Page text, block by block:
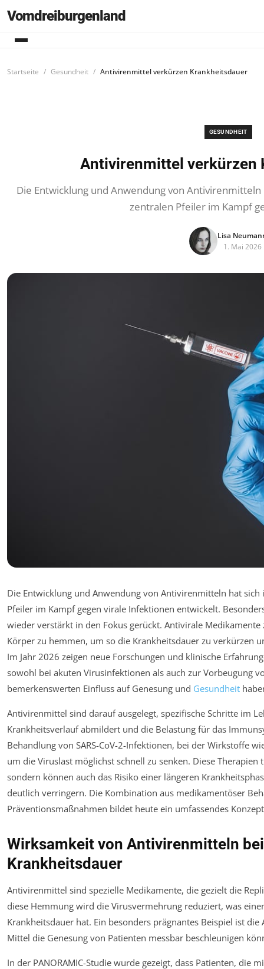
Vomdreiburgenland
Startseite Gesundheit Antivirenmittel verkürzen Krankheitsdauer
GESUNDHEIT
Antivirenmittel verkürzen
Die Entwicklung und Anwendung von
zentralen Pfeiler im Kampf
Lisa
1. Mai 2026
Die Entwicklung und Anwendung von Antivirenmitteln hat sich
Pfeiler im Kampf gegen virale Infektionen entwickelt.
wieder verstärkt in den Fokus gerückt. Antivirale
Körper zu hemmen, um so die Krankheitsdauer zu verkürzen
Im Jahr 2026 zeigen neue Forschungen und klinische
sowohl bei akuten Virusinfektionen als auch zur Vorbeugung
bemerkenswerten Einfluss auf Genesung und Gesundheit
Antivirenmittel sind darauf ausgelegt, spezifische Schritte im
Krankheitsverlauf abmildert und die Belastung für das
Behandlung von SARS-CoV-2-Infektionen, bei der Wirkstoffe
um die Viruslast möglichst schnell zu senken. Diese
sondern können auch das Risiko einer längeren
deutlich verringern. Die Kombination aus medikamentöser
Präventionsmaßnahmen bildet heute ein umfassendes
Wirksamkeit von Antivirenmitteln
Krankheitsdauer
Antivirenmittel sind spezielle Medikamente, die gezielt die
diese Hemmung wird die Virusvermehrung reduziert, was
Krankheitsdauer hat. Ein besonders prägnantes Beispiel ist
Mittel die Genesung von Patienten messbar beschleunigen
In der PANORAMIC-Studie wurde gezeigt, dass Patienten, die